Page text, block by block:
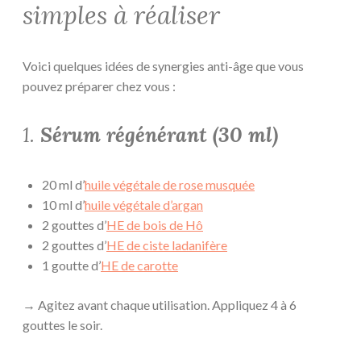
simples à réaliser
Voici quelques idées de synergies anti-âge que vous
pouvez préparer chez vous :
1. Sérum régénérant (30 ml)
20 ml d’huile végétale de rose musquée
10 ml d’huile végétale d’argan
2 gouttes d’HE de bois de Hô
2 gouttes d’HE de ciste ladanifère
1 goutte d’HE de carotte
→ Agitez avant chaque utilisation. Appliquez 4 à 6
gouttes le soir.